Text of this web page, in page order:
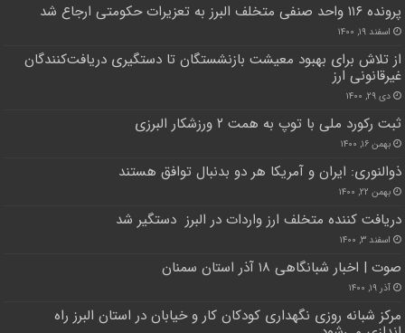
پرونده ۱۱۶ واحد صنفی متخلف البرز به تعزیرات حکومتی ارجاع شد
اسفند ۱۹, ۱۴۰۰
از تلاش برای بهبود معیشت بازنشستگان تا دستگیری دریافت‌کنندگان
غیرقانونی ارز
دی ۲۹, ۱۴۰۰
ثبت رکورد ملی با توپ به همت ۲ ورزشکار البرزی
بهمن ۱۶, ۱۴۰۰
ذوالنوری: ایران و آمریکا هر دو بدنبال توافق هستند
بهمن ۲۲, ۱۴۰۰
دریافت کننده متخلف ارز واردات در البرز دستگیر شد
اسفند ۳, ۱۴۰۰
صوت | اخبار شبانگاهی ۱۸ آذر استان سمنان
آذر ۱۹, ۱۴۰۰
مرکز شبانه روزی نگهداری کودکان کار و خیابان در استان البرز راه